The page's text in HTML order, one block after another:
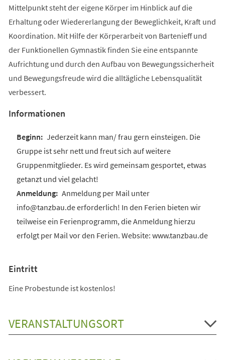
Mittelpunkt steht der eigene Körper im Hinblick auf die
Erhaltung oder Wiedererlangung der Beweglichkeit, Kraft und
Koordination. Mit Hilfe der Körperarbeit von Bartenieff und
der Funktionellen Gymnastik finden Sie eine entspannte
Aufrichtung und durch den Aufbau von Bewegungssicherheit
und Bewegungsfreude wird die alltägliche Lebensqualität
verbessert.
Informationen
Jederzeit kann man/ frau gern einsteigen. Die
Gruppe ist sehr nett und freut sich auf weitere
Gruppenmitglieder. Es wird gemeinsam gesportet, etwas
getanzt und viel gelacht!
Anmeldung per Mail unter
info@tanzbau.de erforderlich! In den Ferien bieten wir
teilweise ein Ferienprogramm, die Anmeldung hierzu
erfolgt per Mail vor den Ferien. Website: www.tanzbau.de
Eintritt
Eine Probestunde ist kostenlos!
VERANSTALTUNGSORT